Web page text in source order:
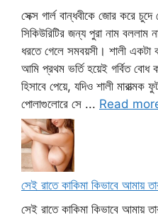
সেক্স গার্ল বান্ধবীকে জোর করে
সিকিউরিটির জন্য পুরা নাম
ধরতে গেলে সমবয়সী। শালী
আমি প্রথম ভর্তি হয়েই গর্বিত বোধ
হিসাবে পেয়ে, যদিও শালী মারাত্মক
পোলাগুলোরে সে ... Read
সেই রাতে কাকিমা কিভাবে আমায়
সেই রাতে কাকিমা কিভাবে আমায়